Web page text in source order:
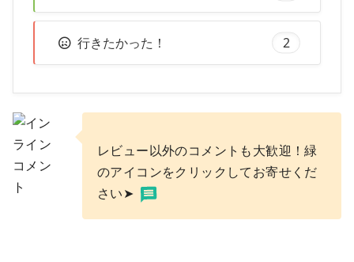
行きたかった！ 2
レビュー以外のコメントも大歓迎！緑
のアイコンをクリックしてお寄せくだ
さい➤